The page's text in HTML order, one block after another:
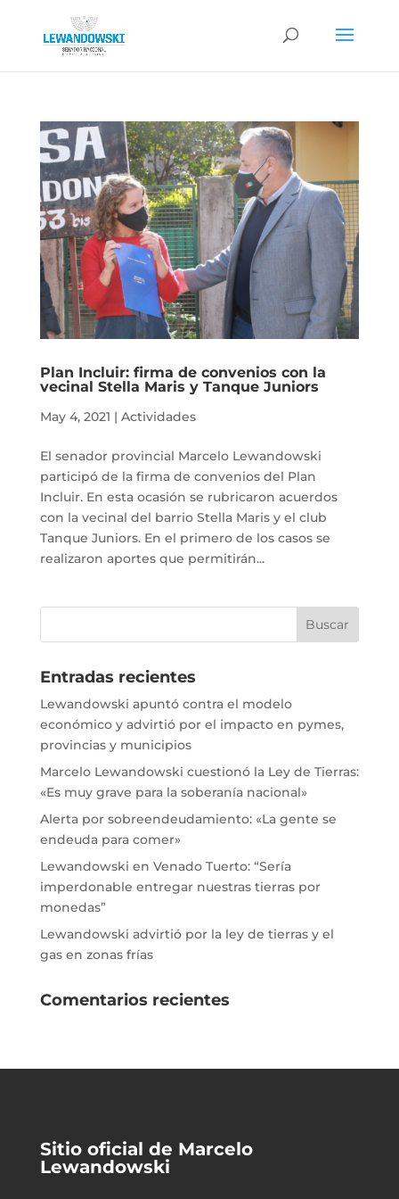
Plan Incluir: firma de convenios con la
vecinal Stella Maris y Tanque Juniors
May 4, 2021 | Actividades
El senador provincial Marcelo Lewandowski
participó de la firma de convenios del Plan
Incluir. En esta ocasión se rubricaron acuerdos
con la vecinal del barrio Stella Maris y el club
Tanque Juniors. En el primero de los casos se
realizaron aportes que permitirán...
Entradas recientes
Lewandowski apuntó contra el modelo
económico y advirtió por el impacto en pymes,
provincias y municipios
Marcelo Lewandowski cuestionó la Ley de Tierras:
«Es muy grave para la soberanía nacional»
Alerta por sobreendeudamiento: «La gente se
endeuda para comer»
Lewandowski en Venado Tuerto: “Sería
imperdonable entregar nuestras tierras por
monedas”
Lewandowski advirtió por la ley de tierras y el
gas en zonas frías
Comentarios recientes
Sitio oficial de Marcelo
Lewandowski